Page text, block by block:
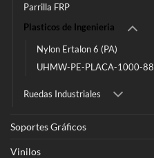
Parrilla FRP
Plasticos de Ingenieria
Nylon Ertalon 6 (PA)
UHMW-PE-PLACA-1000-88
Ruedas Industriales
Soportes Gráficos
Vinilos